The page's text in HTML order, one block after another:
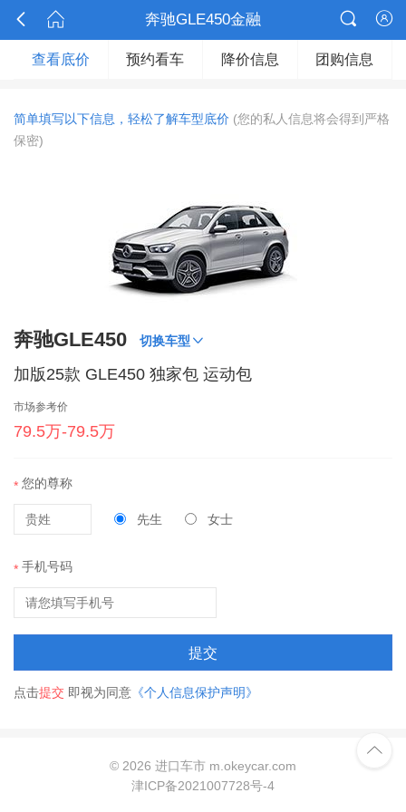
  奔驰GLE450金融 

查看底价 预约看车 降价信息 团购信息
简单填写以下信息，轻松了解车型底价 (您的私人信息将会得到严格
保密)
奔驰GLE450 切换车型 
加版25款 GLE450 独家包 运动包
市场参考价
79.5万-79.5万
* 您的尊称
先生 女士
* 手机号码
提交
点击提交 即视为同意 《个人信息保护声明》
© 2026 进口车市 m.okeycar.com
津ICP备2021007728号-4
